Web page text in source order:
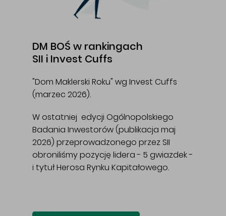
DM BOŚ w rankingach
SII i Invest Cuffs
"Dom Maklerski Roku" wg Invest Cuffs
(marzec 2026).
W ostatniej edycji Ogólnopolskiego
Badania Inwestorów (publikacja maj
2026) przeprowadzonego przez SII
obroniliśmy pozycję lidera - 5 gwiazdek -
i tytuł Herosa Rynku Kapitałowego.